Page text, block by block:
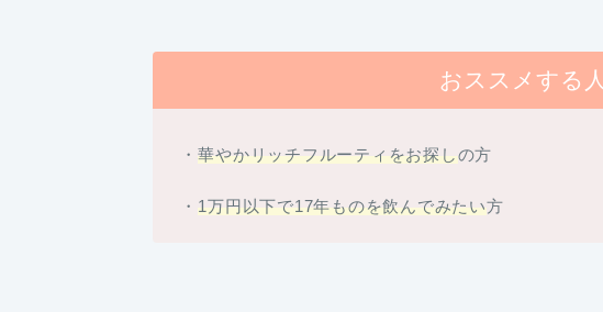
おススメする人
・華やかリッチフルーティ をお探しの方
・ 1万円以下で17年ものを飲んでみたい方